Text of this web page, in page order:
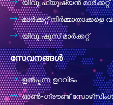
യിവു ഫ്യൂഷ്യൻ മാർക്കറ്റ്
മാർക്കറ്റ് നിർമ്മാതാക്കളെ
യിവു ഷൂസ് മാർക്കറ്റ്
സേവനങ്ങൾ
ഉൽപ്പന്ന ഉറവിടം
ഓൺ-ഗ്രൗണ്ട് സോഴ്‌സിംഗ്